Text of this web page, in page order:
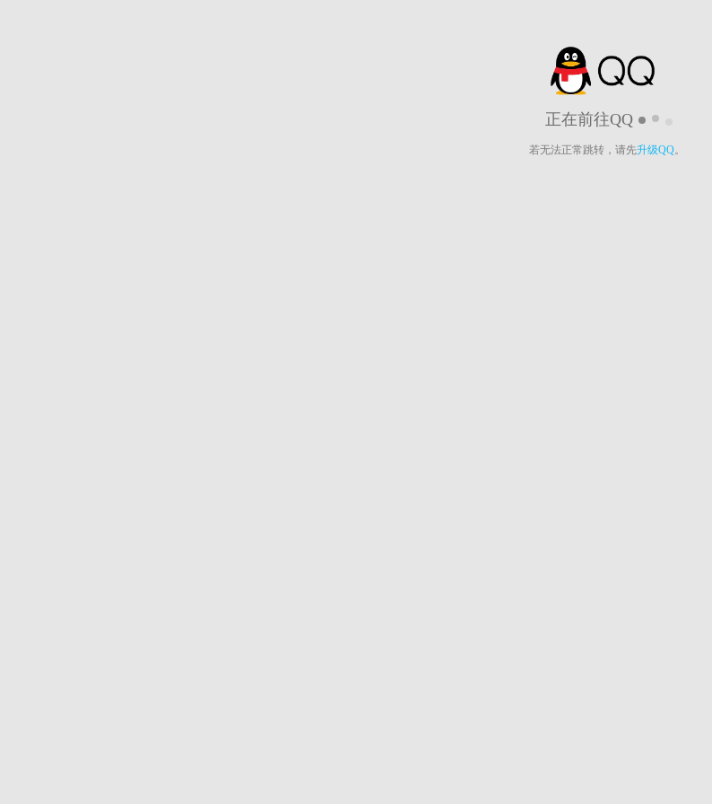
正在前往QQ
若无法正常跳转，请先升级QQ。